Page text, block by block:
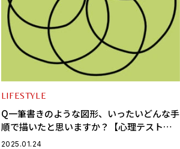
LIFESTYLE
Q一筆書きのような図形、いったいどんな手
順で描いたと思いますか？【心理テスト】
あなたのピンチ脱出法がわかる
2025.01.24